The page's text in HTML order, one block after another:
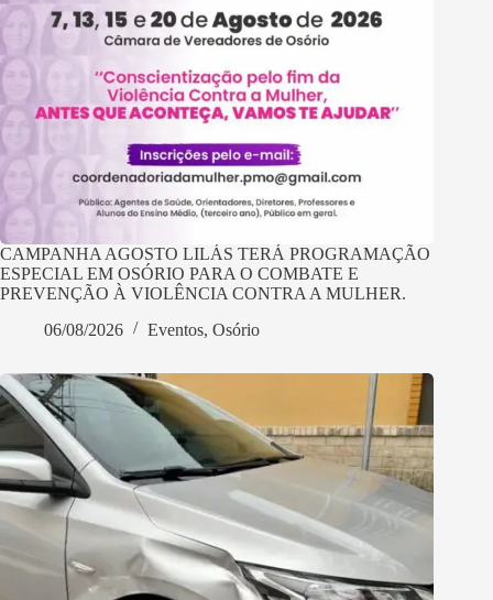
CAMPANHA AGOSTO LILÁS TERÁ PROGRAMAÇÃO
ESPECIAL EM OSÓRIO PARA O COMBATE E
PREVENÇÃO À VIOLÊNCIA CONTRA A MULHER.
06/08/2026
Eventos, Osório